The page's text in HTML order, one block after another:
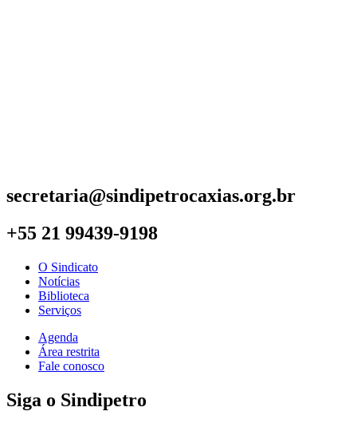
secretaria@sindipetrocaxias.org.br
+55 21 99439-9198
O Sindicato
Notícias
Biblioteca
Serviços
Agenda
Área restrita
Fale conosco
Siga o Sindipetro